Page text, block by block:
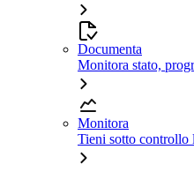
Documenta
Monitora stato,
Monitora
Tieni sotto controllo